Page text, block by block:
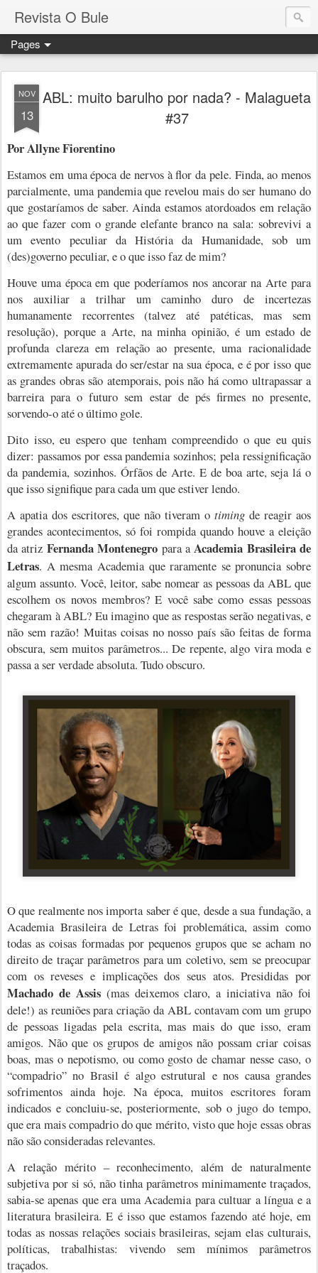
Revista O Bule
Pages
NOV
13
ABL: muito barulho por nada? - Malagueta
#37
Por Allyne Fiorentino
Estamos em uma época de nervos à flor da pele. Finda, ao menos
parcialmente, uma pandemia que revelou mais do ser humano do
que gostaríamos de saber. Ainda estamos atordoados em relação
ao que fazer com o grande elefante branco na sala: sobrevivi a
um evento peculiar da História da Humanidade, sob um
(des)governo peculiar, e o que isso faz de mim?
Houve uma época em que poderíamos nos ancorar na Arte para
nos auxiliar a trilhar um caminho duro de incertezas
humanamente recorrentes (talvez até patéticas, mas sem
resolução), porque a Arte, na minha opinião, é um estado de
profunda clareza em relação ao presente, uma racionalidade
extremamente apurada do ser/estar na sua época, e é por isso que
as grandes obras são atemporais, pois não há como ultrapassar a
barreira para o futuro sem estar de pés firmes no presente,
sorvendo-o até o último gole.
Dito isso, eu espero que tenham compreendido o que eu quis
dizer: passamos por essa pandemia sozinhos; pela ressignificação
da pandemia, sozinhos. Órfãos de Arte. E de boa arte, seja lá o
que isso signifique para cada um que estiver lendo.
A apatia dos escritores, que não tiveram o timing de reagir aos
grandes acontecimentos, só foi rompida quando houve a eleição
da atriz Fernanda Montenegro para aAcademia Brasileira de
Letras. A mesma Academia que raramente se pronuncia sobre
algum assunto. Você, leitor, sabe nomear as pessoas da ABL que
escolhem os novos membros? E você sabe como essas pessoas
chegaram à ABL? Eu imagino que as respostas serão negativas, e
não sem razão! Muitas coisas no nosso país são feitas de forma
obscura, sem muitos parâmetros... De repente, algo vira moda e
passa a ser verdade absoluta. Tudo obscuro.
O que realmente nos importa saber é que, desde a sua fundação, a
Academia Brasileira de Letras foi problemática, assim como
todas as coisas formadas por pequenos grupos que se acham no
direito de traçar parâmetros para um coletivo, sem se preocupar
com os reveses e implicações dos seus atos. Presididas por
Machado de Assis(mas deixemos claro, a iniciativa não foi
dele!) as reuniões para criação da ABL contavam com um grupo
de pessoas ligadas pela escrita, mas mais do que isso, eram
amigos. Não que os grupos de amigos não possam criar coisas
boas, mas o nepotismo, ou como gosto de chamar nesse caso, o
“compadrio” no Brasil é algo estrutural e nos causa grandes
sofrimentos ainda hoje. Na época, muitos escritores foram
indicados e concluiu-se, posteriormente, sob o jugo do tempo,
que era mais compadrio do que mérito, visto que hoje essas obras
não são consideradas relevantes.
A relação mérito – reconhecimento, além de naturalmente
subjetiva por si só, não tinha parâmetros minimamente traçados,
sabia-se apenas que era uma Academia para cultuar a língua e a
literatura brasileira. E é isso que estamos fazendo até hoje, em
todas as nossas relações sociais brasileiras, sejam elas culturais,
políticas, trabalhistas: vivendo sem mínimos parâmetros
traçados.